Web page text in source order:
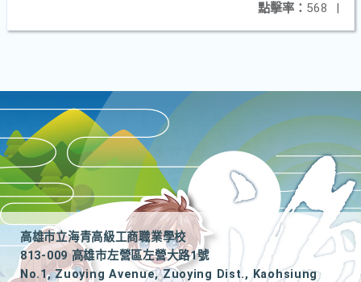
點擊率： 568 |
高雄市立海青高級工商職業學校
813-009 高雄市左營區左營大路1號
No.1, Zuoying Avenue, Zuoying Dist., Kaohsiung